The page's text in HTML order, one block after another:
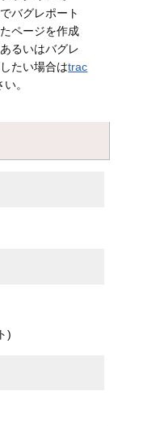
バグレポート
ページを作成
るいはバグレ
たい場合はtrac
。
)